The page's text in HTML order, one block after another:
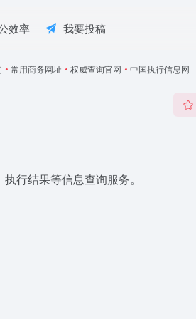
效率 我要投稿
• 常用商务网址 • 权威查询官网 • 中国执行信息网
行结果等信息查询服务。